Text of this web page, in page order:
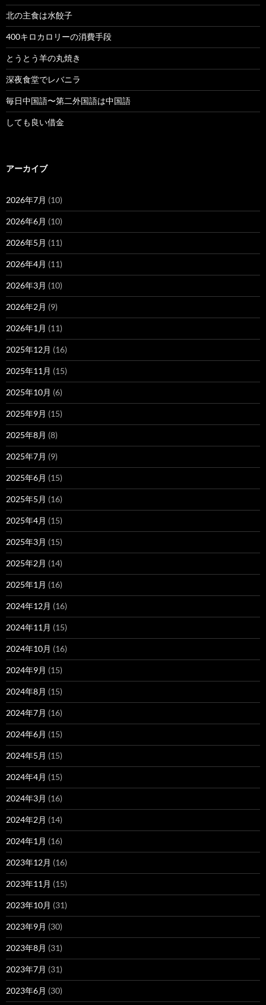
北の主食は水餃子
400キロカロリーの消費手段
とうとう羊の丸焼き
深夜食堂でレバニラ
毎日中国語〜第二外国語は中国語
しても良い借金
アーカイブ
2026年7月 (10)
2026年6月 (10)
2026年5月 (11)
2026年4月 (11)
2026年3月 (10)
2026年2月 (9)
2026年1月 (11)
2025年12月 (16)
2025年11月 (15)
2025年10月 (6)
2025年9月 (15)
2025年8月 (8)
2025年7月 (9)
2025年6月 (15)
2025年5月 (16)
2025年4月 (15)
2025年3月 (15)
2025年2月 (14)
2025年1月 (16)
2024年12月 (16)
2024年11月 (15)
2024年10月 (16)
2024年9月 (15)
2024年8月 (15)
2024年7月 (16)
2024年6月 (15)
2024年5月 (15)
2024年4月 (15)
2024年3月 (16)
2024年2月 (14)
2024年1月 (16)
2023年12月 (16)
2023年11月 (15)
2023年10月 (31)
2023年9月 (30)
2023年8月 (31)
2023年7月 (31)
2023年6月 (30)